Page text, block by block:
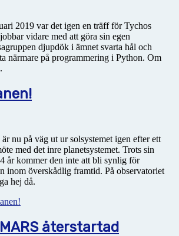
2019 var det igen en träff för Tychos
vidare med att göra sin egen
djupdök i ämnet svarta hål och
närmare på programmering i Python. Om
nu på väg ut ur solsystemet igen efter ett
med det inre planetsystemet. Trots sin
år kommer den inte att bli synlig för
inom överskådlig framtid. På observatoriet
hej då.
återstartad